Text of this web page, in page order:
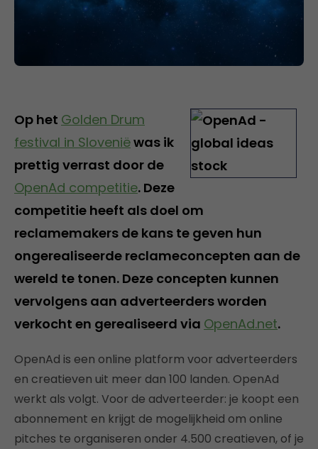
Op het Golden Drum
festival in Sloveniëwas ik
prettig verrast door de
OpenAd competitie. Deze
competitie heeft als doel om
reclamemakers de kans te geven hun
ongerealiseerde reclameconcepten aan de
wereld te tonen. Deze concepten kunnen
vervolgens aan adverteerders worden
verkocht en gerealiseerd via OpenAd.net.
OpenAd is een online platform voor adverteerders
en creatieven uit meer dan 100 landen. OpenAd
werkt als volgt. Voor de adverteerder: je koopt een
abonnement en krijgt de mogelijkheid om online
pitches te organiseren onder 4.500 creatieven, of je